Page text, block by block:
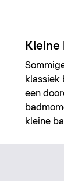
Kleine
Sommige
klassiek
een
kleine